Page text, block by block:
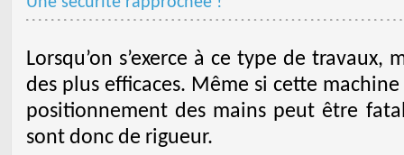
Lorsqu’on s’exerce à ce type de travaux,
des plus efficaces. Même si cette
positionnement des mains peut être
sont donc de rigueur.